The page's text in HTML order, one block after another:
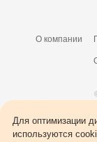
О компании
Для оптимизации
используются